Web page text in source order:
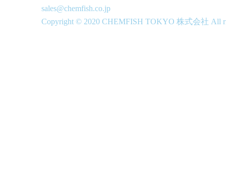
sales@chemfish.co.jp
Copyright © 2020 CHEMFISH TOKYO 株式会社 All